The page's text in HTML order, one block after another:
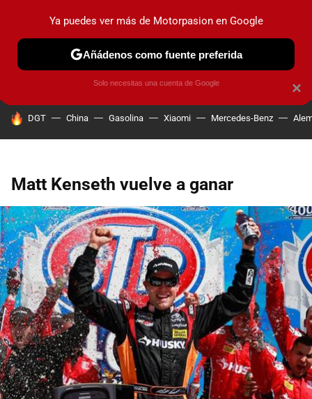
PRUEBAS COCHES ELÉCTRICOS OBSERVATORIO
HOY SE HABLA DE
DGT China Gasolina Xiaomi Mercedes-Benz
Matt Kenseth vuelve a ganar
×
Ya puedes ver más de Motorpasion en Google
Añádenos como fuente preferida
Solo necesitas una cuenta de Google